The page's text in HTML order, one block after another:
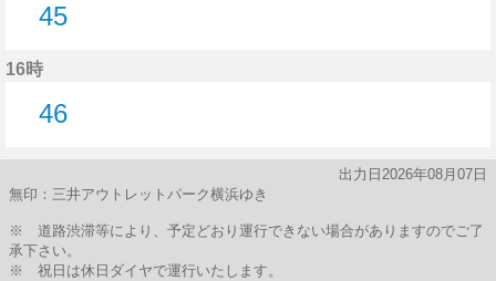
45
16時
46
出力日2026年08月07日
無印：三井アウトレットパーク横浜ゆき
※ 道路渋滞等により、予定どおり運行できない場合がありますのでご了
承下さい。
※ 祝日は休日ダイヤで運行いたします。